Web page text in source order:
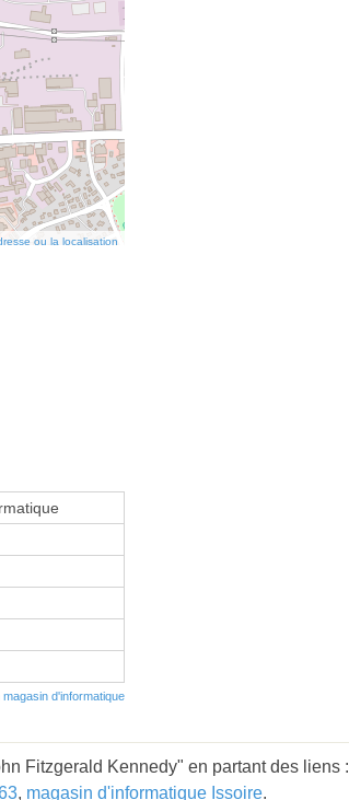
ou la localisation
d'informatique
Fitzgerald Kennedy" en partant des liens :
, magasin d'informatique Issoire.